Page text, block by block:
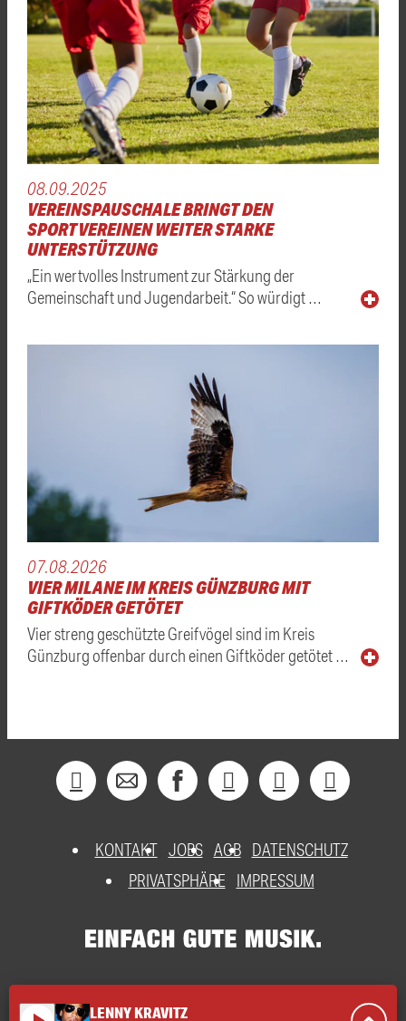
08.09.2025
VEREINSPAUSCHALE BRINGT DEN
SPORTVEREINEN WEITER STARKE
UNTERSTÜTZUNG
„Ein wertvolles Instrument zur Stärkung der
Gemeinschaft und Jugendarbeit.“ So würdigt …
07.08.2026
VIER MILANE IM KREIS GÜNZBURG MIT
GIFTKÖDER GETÖTET
Vier streng geschützte Greifvögel sind im Kreis
Günzburg offenbar durch einen Giftköder getötet …
KONTAKT JOBS AGB DATENSCHUTZ
PRIVATSPHÄRE
IMPRESSUM
LENNY KRAVITZ